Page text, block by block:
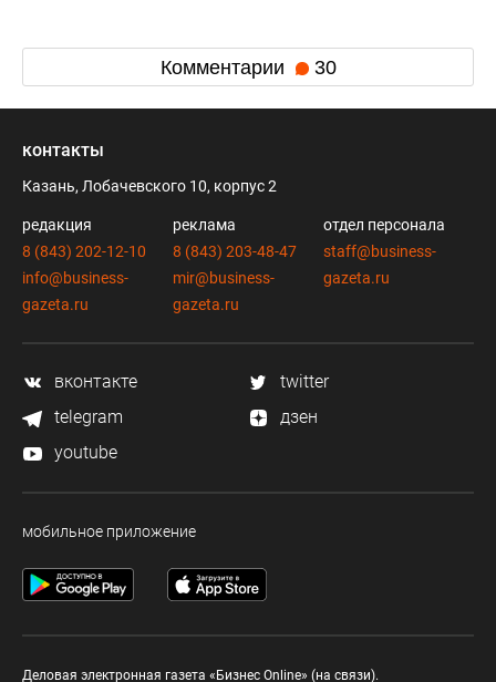
Комментарии 30
контакты
Казань, Лобачевского 10, корпус 2
редакция
8 (843) 202-12-10
info@business-
gazeta.ru
реклама
8 (843) 203-48-47
mir@business-
gazeta.ru
отдел персонала
staff@business-
gazeta.ru
вконтакте
twitter
telegram
дзен
youtube
мобильное приложение
Деловая электронная газета «Бизнес Online» (на связи).